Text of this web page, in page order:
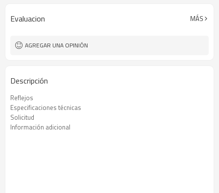
- Encendido con una mano
-El encendedor integrado facilita
llama (opcional)
Evaluacion MÁS
AGREGAR UNA OPINIÓN
Descripción
Reflejos
Especificaciones técnicas
Solicitud
Información adicional